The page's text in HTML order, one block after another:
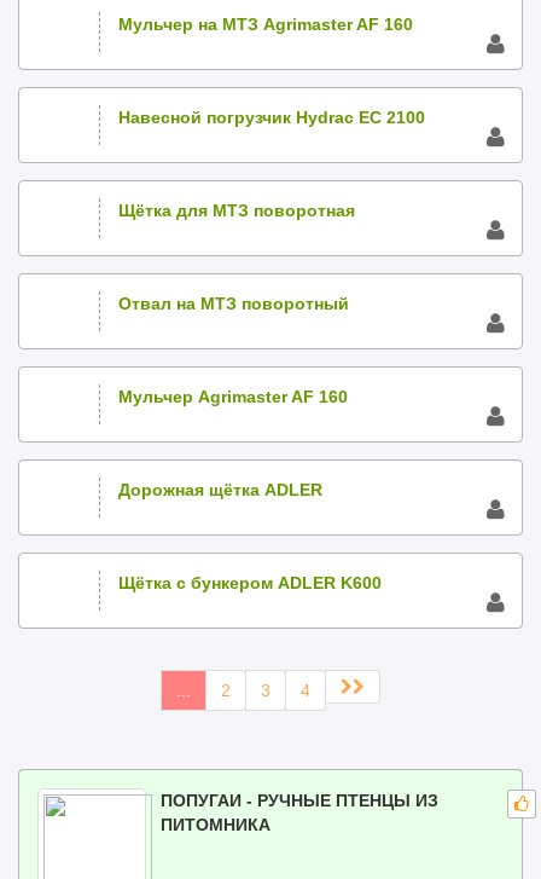
Мульчер на МТЗ Agrimaster AF 160
Навесной погрузчик Hydrac EC 2100
Щётка для МТЗ поворотная
Отвал на МТЗ поворотный
Мульчер Agrimaster AF 160
Дорожная щётка ADLER
Щётка с бункером ADLER K600
2 3 4
ПОПУГАИ - РУЧНЫЕ ПТЕНЦЫ ИЗ
ПИТОМНИКА